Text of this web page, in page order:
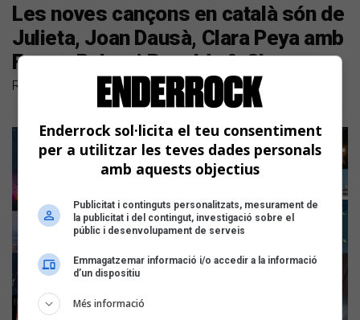
Les noves cançons en català són de
Julieta, Joan Dausà, Clara Peya amb
Ferran Palau, i Renaldo & Clara
Repassem els llançaments discogràfics dels darrers dies
Enderrock sol·licita el teu consentiment
per a utilitzar les teves dades personals
amb aquests objectius
Publicitat i continguts personalitzats, mesurament de
la publicitat i del contingut, investigació sobre el
públic i desenvolupament de serveis
Emmagatzemar informació i/o accedir a la informació
d’un dispositiu
Més informació